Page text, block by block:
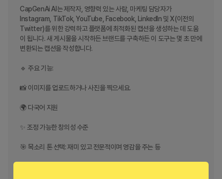
CapGenAi AI는 제작자, 영향력 있는 사람, 마케팅 담당자가
Instagram, TikTok, YouTube, Facebook, LinkedIn 및 X(이전의
Twitter)를 위한 강력하고 플랫폼에 최적화된 캡션을 생성하는 데 도움
이 됩니다. 새 게시물을 시작하든 브랜드를 구축하든 이 도구는 몇 초 만에
변환되는 캡션을 작성합니다.
🔹 주요 기능:
📸 이미지를 업로드하거나 사진을 찍으세요.
🌍 다국어 지원
✨ 조정 가능한 창의성 수준
🎯 목소리 톤 선택: 재미 있고 전문적이며 영감을 주는 등